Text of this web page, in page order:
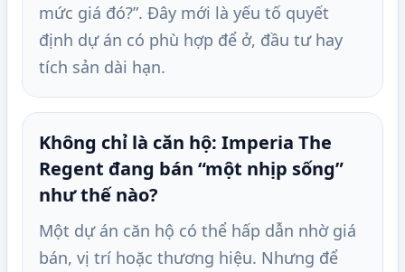
mức giá đó?”. Đây mới là yếu tố quyết
định dự án có phù hợp để ở, đầu tư hay
tích sản dài hạn.
Không chỉ là căn hộ: Imperia The
Regent đang bán “một nhịp sống”
như thế nào?
Một dự án căn hộ có thể hấp dẫn nhờ giá
bán, vị trí hoặc thương hiệu. Nhưng để